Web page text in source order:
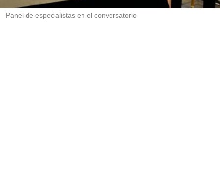
r
Panel de especialistas en el conversatorio